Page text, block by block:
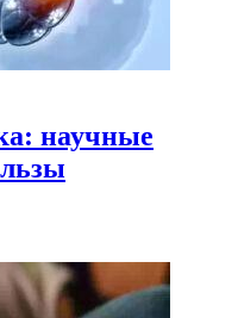
научные